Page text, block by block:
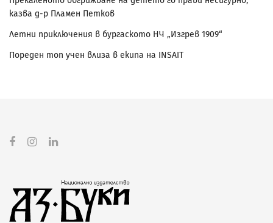
казва д-р Пламен Петков
Летни приключения в бургаското НЧ „Изгрев 1909“
Пореден топ учен влиза в екипа на INSAIT